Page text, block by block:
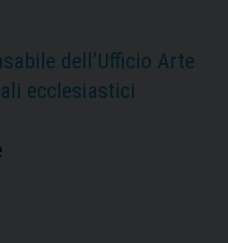
dell’Ufficio Arte
ecclesiastici